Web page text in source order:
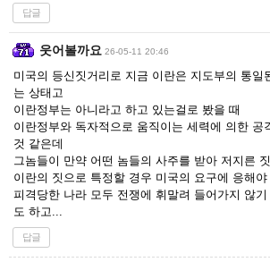
답글
웃어볼까요 26-05-11 20:46
미국의 등신짓거리로 지금 이란은 지도부의 통일
는 상태고
이란정부는 아니라고 하고 있는걸로 봤을 때
이란정부와 독자적으로 움직이는 세력에 의한 공
것 같은데
그놈들이 만약 어떤 놈들의 사주를 받아 저지른
이란의 짓으로 특정할 경우 미국의 요구에 응해
피격당한 나라 모두 전쟁에 휘말려 들어가지 않
도 하고...
답글